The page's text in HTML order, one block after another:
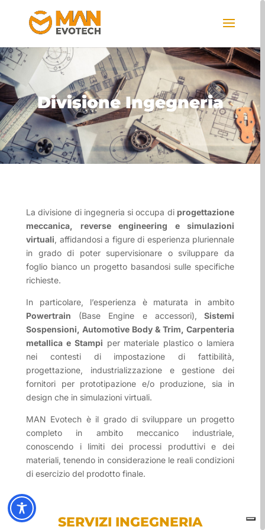
Divisione Ingegneria
La divisione di ingegneria si occupa di progettazione
meccanica, reverse engineering e simulazioni
virtuali, affidandosi a figure di esperienza pluriennale
in grado di poter supervisionare o sviluppare da
foglio bianco un progetto basandosi sulle specifiche
richieste.
In particolare, l’esperienza è maturata in ambito
Powertrain (Base Engine e accessori), Sistemi
Sospensioni, Automotive Body & Trim, Carpenteria
metallica e Stampi per materiale plastico o lamiera
nei contesti di impostazione di fattibilità,
progettazione, industrializzazione e gestione dei
fornitori per prototipazione e/o produzione, sia in
design che in simulazioni virtuali.
MAN Evotech è il grado di sviluppare un progetto
completo in ambito meccanico industriale,
conoscendo i limiti dei processi produttivi e dei
materiali, tenendo in considerazione le reali condizioni
di esercizio del prodotto finale.
SERVIZI INGEGNERIA